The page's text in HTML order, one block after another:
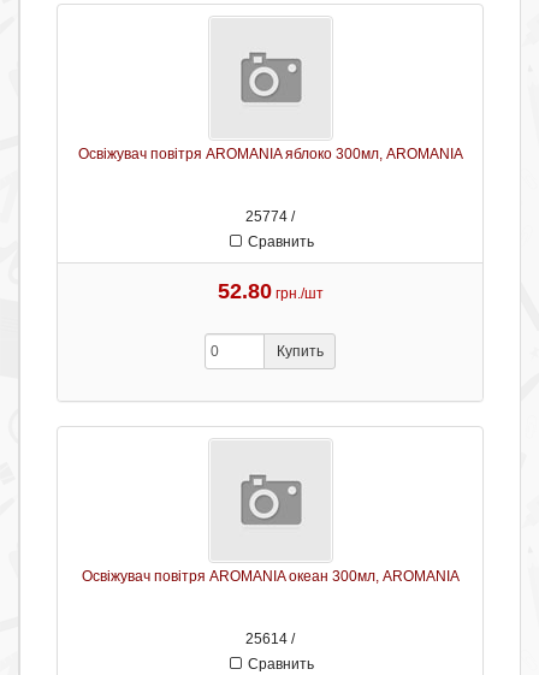
Освіжувач повітря AROMANIA яблоко 300мл, AROMANIA
25774 /
Сравнить
52.80 грн./шт
Купить
Освіжувач повітря AROMANIA океан 300мл, AROMANIA
25614 /
Сравнить